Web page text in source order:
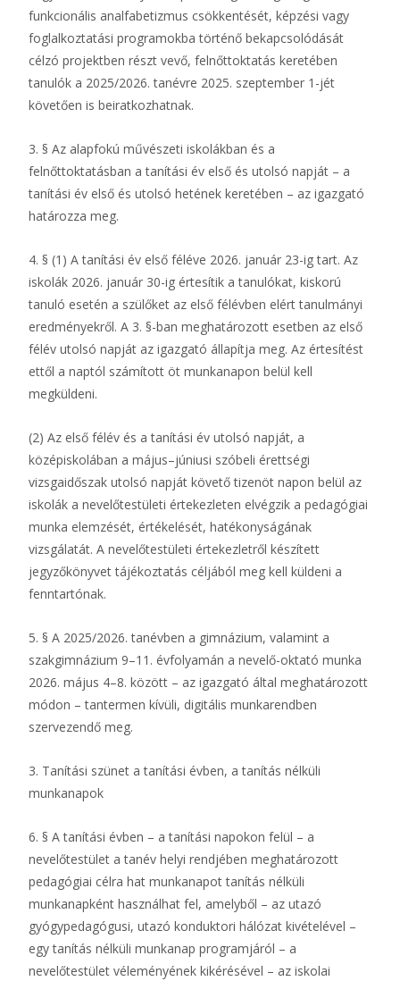
funkcionális analfabetizmus csökkentését, képzési vagy
foglalkoztatási programokba történő bekapcsolódását
célzó projektben részt vevő, felnőttoktatás keretében
tanulók a 2025/2026. tanévre 2025. szeptember 1-jét
követően is beiratkozhatnak.
3. § Az alapfokú művészeti iskolákban és a
felnőttoktatásban a tanítási év első és utolsó napját – a
tanítási év első és utolsó hetének keretében – az igazgató
határozza meg.
4. § (1) A tanítási év első féléve 2026. január 23-ig tart. Az
iskolák 2026. január 30-ig értesítik a tanulókat, kiskorú
tanuló esetén a szülőket az első félévben elért tanulmányi
eredményekről. A 3. §-ban meghatározott esetben az első
félév utolsó napját az igazgató állapítja meg. Az értesítést
ettől a naptól számított öt munkanapon belül kell
megküldeni.
(2) Az első félév és a tanítási év utolsó napját, a
középiskolában a május–júniusi szóbeli érettségi
vizsgaidőszak utolsó napját követő tizenöt napon belül az
iskolák a nevelőtestületi értekezleten elvégzik a pedagógiai
munka elemzését, értékelését, hatékonyságának
vizsgálatát. A nevelőtestületi értekezletről készített
jegyzőkönyvet tájékoztatás céljából meg kell küldeni a
fenntartónak.
5. § A 2025/2026. tanévben a gimnázium, valamint a
szakgimnázium 9–11. évfolyamán a nevelő-oktató munka
2026. május 4–8. között – az igazgató által meghatározott
módon – tantermen kívüli, digitális munkarendben
szervezendő meg.
3. Tanítási szünet a tanítási évben, a tanítás nélküli
munkanapok
6. § A tanítási évben – a tanítási napokon felül – a
nevelőtestület a tanév helyi rendjében meghatározott
pedagógiai célra hat munkanapot tanítás nélküli
munkanapként használhat fel, amelyből – az utazó
gyógypedagógusi, utazó konduktori hálózat kivételével –
egy tanítás nélküli munkanap programjáról – a
nevelőtestület véleményének kikérésével – az iskolai